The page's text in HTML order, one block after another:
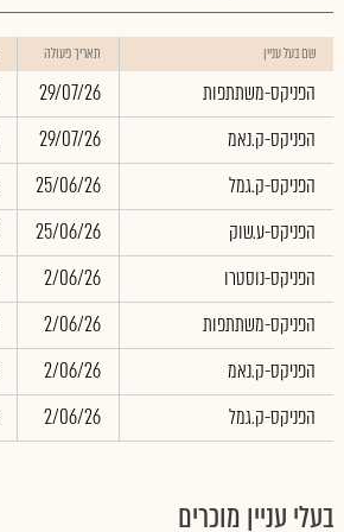
שם בעל עניין תאריך פעולה
הפניקס-משתתפות 29/07/26
הפניקס-ק.נאמ
29/07/26
הפניקס-ק.גמל
25/06/26
הפניקס-ע.שוק
25/06/26
הפניקס-נוסטרו
2/06/26
הפניקס-משתתפות
2/06/26
הפניקס-ק.נאמ
2/06/26
הפניקס-ק.גמל
2/06/26
בעלי עניין מוכרים